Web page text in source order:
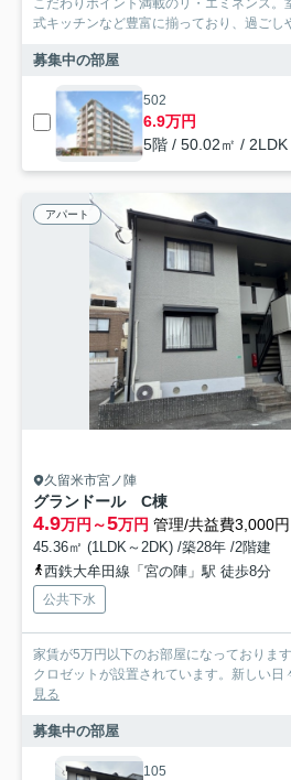
こだわりポイント満載のリ・エミネンス。
式キッチンなど豊富に揃っており、過ごし
募集中の部屋
502
6.9万円
5階 / 50.02㎡ / 2LDK
アパート
久留米市宮ノ陣
グランドール C棟
4.9万円～5万円 管理/共益費3,000円
45.36㎡ (1LDK～2DK) /築28年 /2階建
西鉄大牟田線「宮の陣」駅 徒歩8分
公共下水
家賃が5万円以下のお部屋になっておりま
クロゼットが設置されています。新しい日
見る
募集中の部屋
105